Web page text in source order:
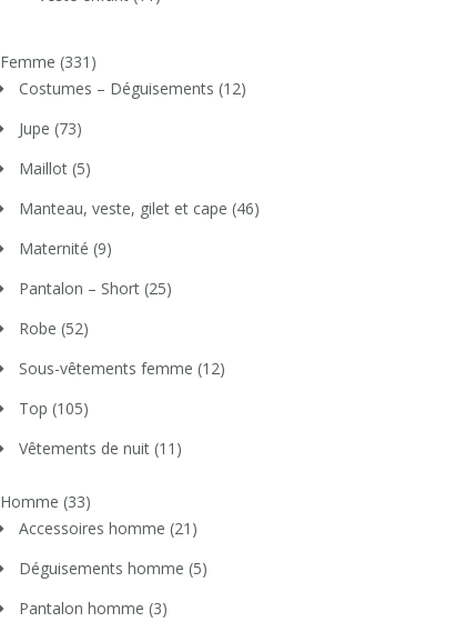
Femme (331)
Costumes – Déguisements (12)
Jupe (73)
Maillot (5)
Manteau, veste, gilet et cape (46)
Maternité (9)
Pantalon – Short (25)
Robe (52)
Sous-vêtements femme (12)
Top (105)
Vêtements de nuit (11)
Homme (33)
Accessoires homme (21)
Déguisements homme (5)
Pantalon homme (3)